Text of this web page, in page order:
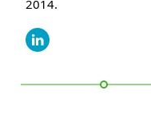
2014.